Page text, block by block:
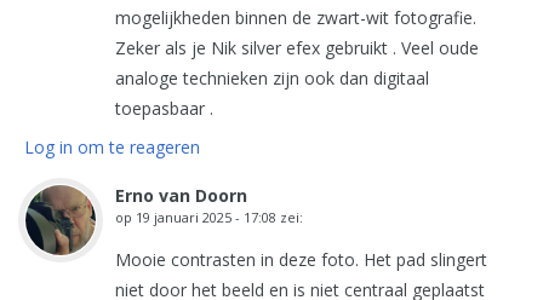
mogelijkheden binnen de zwart-wit fotografie.
Zeker als je Nik silver efex gebruikt . Veel oude
analoge technieken zijn ook dan digitaal
toepasbaar .
Log in om te reageren
Erno van Doorn
op 19 januari 2025 - 17:08 zei:
Mooie contrasten in deze foto. Het pad slingert
niet door het beeld en is niet centraal geplaatst